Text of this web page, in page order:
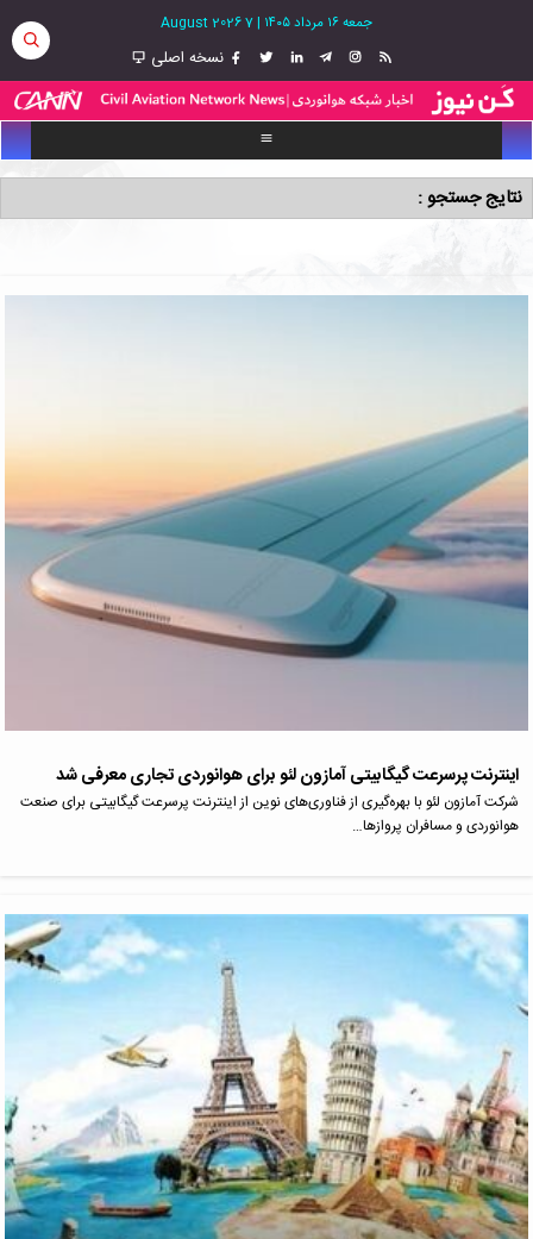
جمعه ۱۶ مرداد ۱۴۰۵ |
7 August 2026
نسخه اصلی
نتایج جستجو :
اینترنت پرسرعت گیگابیتی آمازون لئو برای هوانوردی تجاری معرفی شد
شرکت آمازون لئو با بهره‌گیری از فناوری‌های نوین از اینترنت پرسرعت گیگابیتی برای صنعت
هوانوردی و مسافران پروازها…